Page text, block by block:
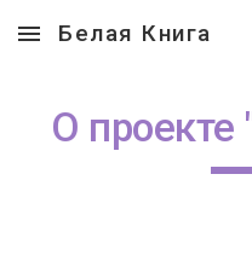
Skip to main content
Белая Книга
О проекте